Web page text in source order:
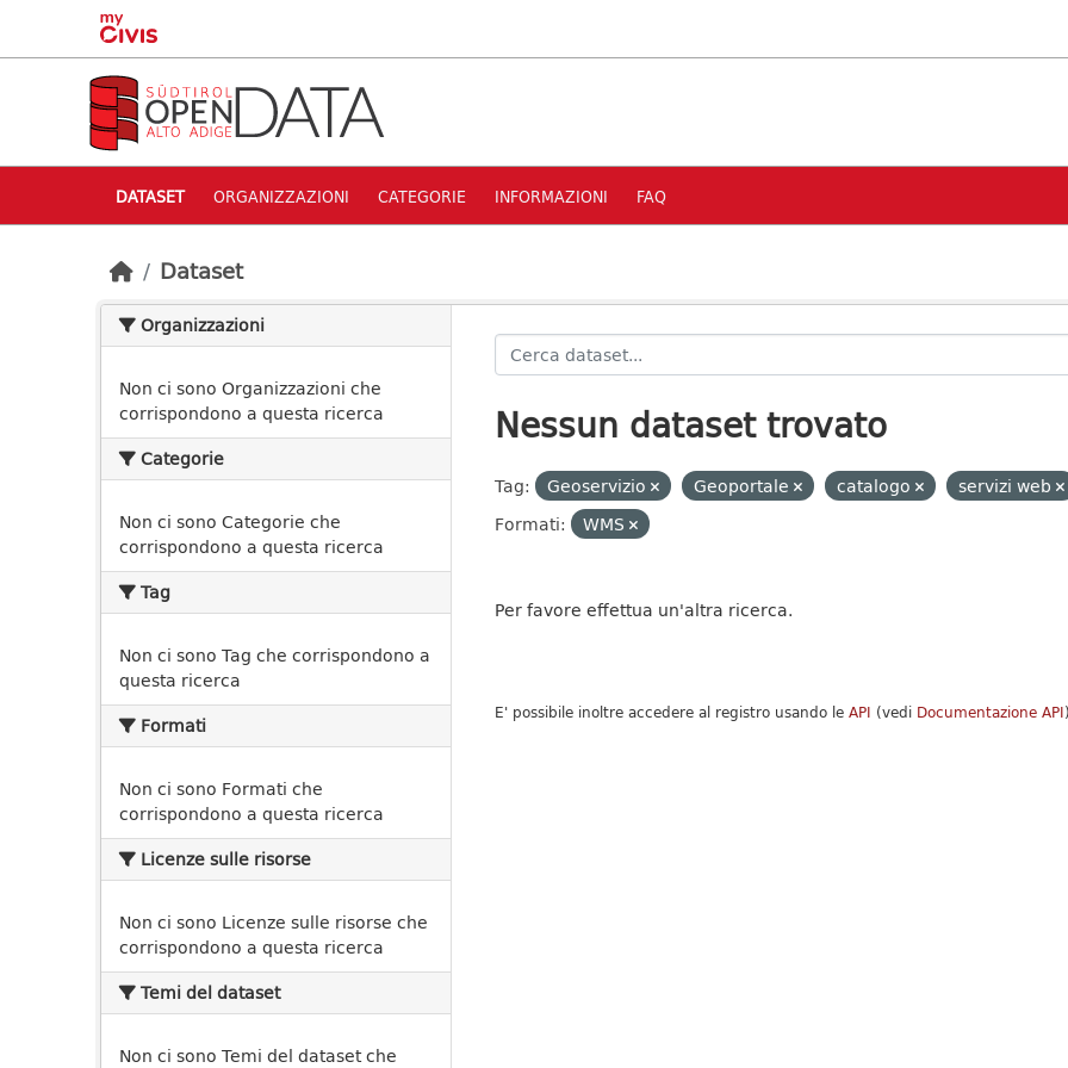
Skip to main content
DATASET ORGANIZZAZIONI CATEGORIE INFORMAZIONI FAQ
Dataset
Organizzazioni
Non ci sono Organizzazioni che
corrispondono a questa ricerca
Categorie
Non ci sono Categorie che
corrispondono a questa ricerca
Tag
Non ci sono Tag che corrispondono a
questa ricerca
Formati
Non ci sono Formati che
corrispondono a questa ricerca
Licenze sulle risorse
Non ci sono Licenze sulle risorse che
corrispondono a questa ricerca
Temi del dataset
Non ci sono Temi del dataset che
Nessun dataset trovato
Tag: Geoservizio Geoportale catalogo
servizi web
Formati:
WMS
Per favore effettua un'altra ricerca.
E' possibile inoltre accedere al registro usando le API (vedi Documentazione API